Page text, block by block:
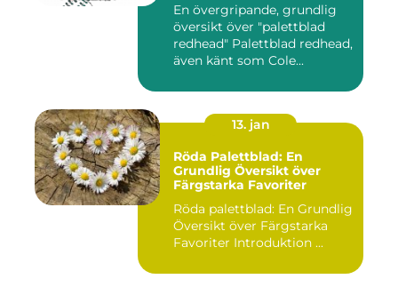
En övergripande, grundlig
översikt över "palettblad
redhead" Palettblad redhead,
även känt som Cole...
13. jan
Röda Palettblad: En
Grundlig Översikt över
Färgstarka Favoriter
Röda palettblad: En Grundlig
Översikt över Färgstarka
Favoriter Introduktion ...